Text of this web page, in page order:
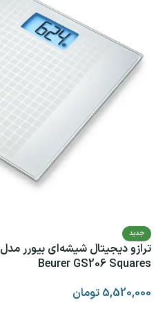
جدید
Beurer GS206 Squares
5,520,000 تومان